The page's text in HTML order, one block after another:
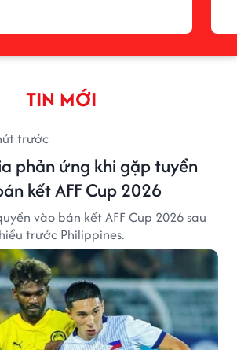
TIN MỚI
trước
phản ứng khi gặp tuyển
kết AFF Cup 2026
vào bán kết AFF Cup 2026 sau
trước Philippines.